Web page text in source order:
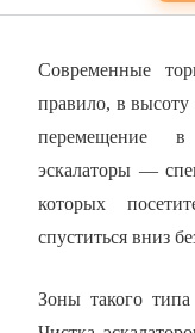
Современные
правило, в
перемещение в
эскалаторы —
которых
спуститься вниз
Зоны такого типа